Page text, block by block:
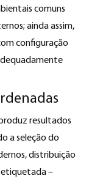
comuns
ainda assim,
configuração
resultados
a seleção do
distribuição
etiquetada –